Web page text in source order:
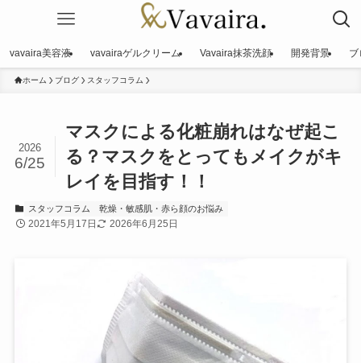
vavaira美容液 vavairaゲルクリーム Vavaira抹茶洗顔 開発背景 ブ
ホーム ブログ スタッフコラム
マスクによる化粧崩れはなぜ起こ
る？マスクをとってもメイクがキ
レイを目指す！！
2026
6/25
スタッフコラム 乾燥・敏感肌・赤ら顔のお悩み
2021年5月17日 2026年6月25日